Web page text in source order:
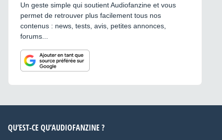
Un geste simple qui soutient Audiofanzine et vous
permet de retrouver plus facilement tous nos
contenus : news, tests, avis, petites annonces,
forums...
QU’EST-CE QU’AUDIOFANZINE ?